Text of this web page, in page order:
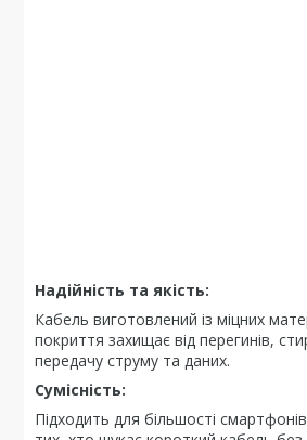
Надійність та якість:
Кабель виготовлений із міцних
покриття захищає від перегинів,
передачу струму та даних.
Сумісність:
Підходить для більшості